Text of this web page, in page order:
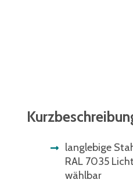
langlebige
RAL 7035
wählbar